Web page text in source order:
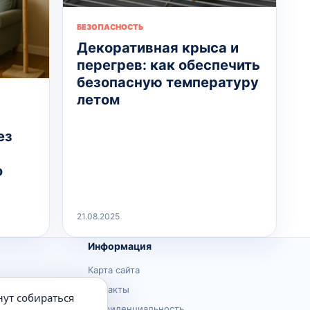
БЕЗОПАСНОСТЬ
Декоративная крыса и
перегрев: как обеспечить
безопасную температуру
летом
21.08.2025
Информация
Карта сайта
Контакты
собираться